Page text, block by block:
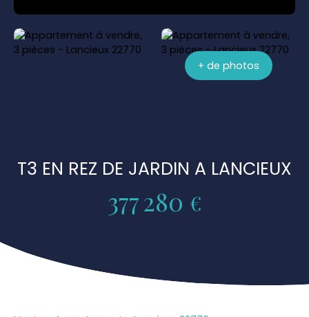
+ de photos
T3 EN REZ DE JARDIN A LANCIEUX
377 280 €